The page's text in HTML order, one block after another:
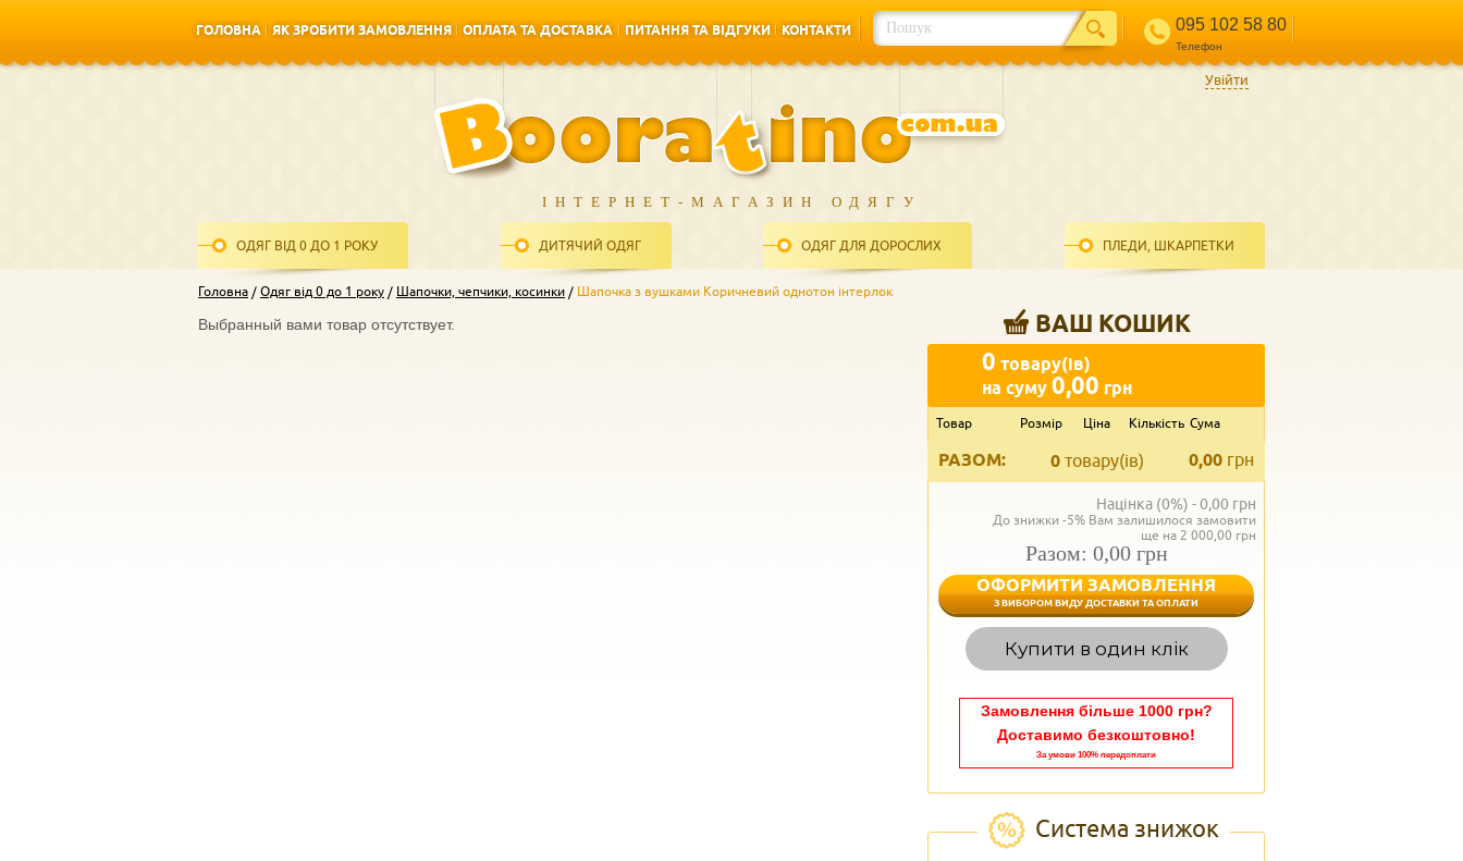
ГОЛОВНА
ЯК ЗРОБИТИ ЗАМОВЛЕННЯ
ОПЛАТА ТА ДОСТАВКА
ПИТАННЯ ТА ВІДГУКИ
КОНТАКТИ
095 102 58 80
Телефон
ІНТЕРНЕТ-МАГАЗИН ОДЯГУ
ОДЯГ ВІД 0 ДО 1 РОКУ ДИТЯЧИЙ ОДЯГ ОДЯГ ДЛЯ ДОРОСЛИХ ПЛЕДИ, ШКАРПЕТКИ
Увійти
Головна Одяг від 0 до 1 року Шапочки, чепчики, косинки Шапочка з вушками Коричневий однотон інтерлок
ВАШ КОШИК
0 товару(ів)
на суму0,00 грн
Товар Розмір Ціна Кількість Сума
РАЗОМ: 0,00 грн
0 товару(ів)
Націнка (0%) -0,00 грн
До знижки -5% Вам залишилося замовити
ще на 2 000,00 грн
Разом: 0,00 грн
ОФОРМИТИ ЗАМОВЛЕННЯ
З ВИБОРОМ ВИДУ ДОСТАВКИ ТА ОПЛАТИ
Купити в один клік
Замовлення більше 1000 грн?
Доставимо безкоштовно!
За умови 100% передоплати
Система знижок
Выбранный вами товар отсутствует.